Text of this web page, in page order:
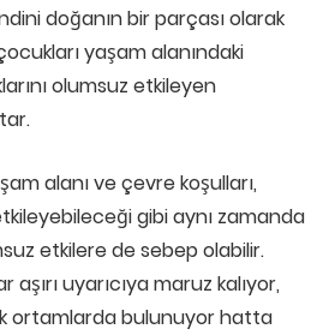
doğanın bir parçası olarak
yaşam alanındaki
olumsuz etkileyen
alanı ve çevre koşulları,
gibi aynı zamanda
etkilere de sebep olabilir.
uyarıcıya maruz kalıyor,
ortamlarda bulunuyor hatta